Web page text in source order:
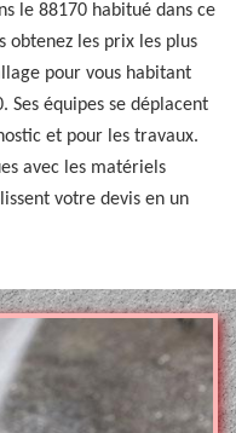
le 88170 habitué dans ce
obtenez les prix les plus
pour vous habitant
Ses équipes se déplacent
et pour les travaux.
avec les matériels
votre devis en un